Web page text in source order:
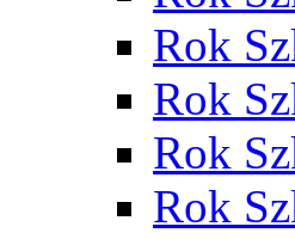
Rok
Rok
Rok
Rok